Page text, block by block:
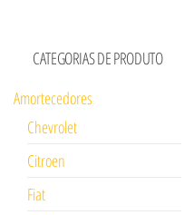
CATEGORIAS DE PRODUTO
Amortecedores
Chevrolet
Citroen
Fiat